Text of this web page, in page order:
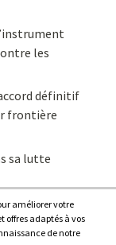
les
définitif
frontière
sa lutte
améliorer votre
offres adaptés à vos
de notre